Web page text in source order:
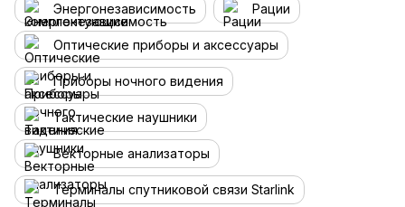
Энергонезависимость Рации
Оптические приборы и аксессуары
Приборы ночного видения
Тактические наушники
Векторные анализаторы
Терминалы спутниковой связи Starlink